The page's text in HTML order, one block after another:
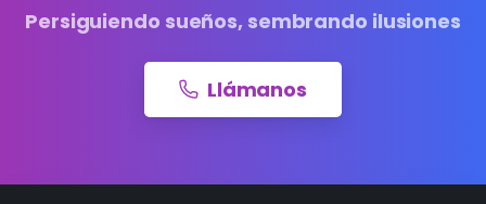
Persiguiendo sueños, sembrando ilusiones
Llámanos